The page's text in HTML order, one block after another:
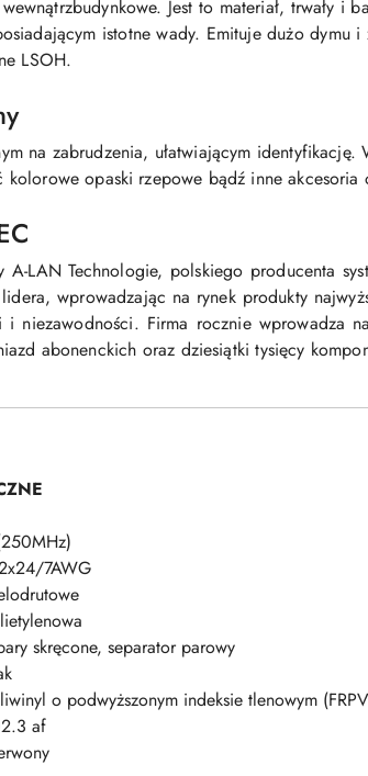
Jest to materiał, trwały i
istotne wady. Emituje dużo dymu
LSOH.
na zabrudzenia, ułatwiającym
kolorowe opaski rzepowe bądź inne akcesoria
LAN Technologie, polskiego producenta
wprowadzając na rynek produkty
i niezawodności. Firma rocznie wprowadza
abonenckich oraz dziesiątki tysięcy
7AWG
skręcone, separator parowy
o podwyższonym indeksie tlenowym
af